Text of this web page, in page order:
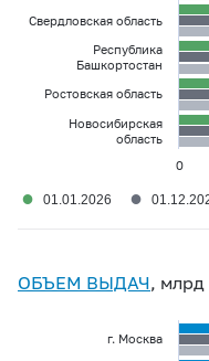
ОБЪЕМ ВЫДАЧ, млрд
Свердловская область
Республика
Башкортостан
Ростовская область
Новосибирская
область
0
● 01.01.2026 ●
г. Москва